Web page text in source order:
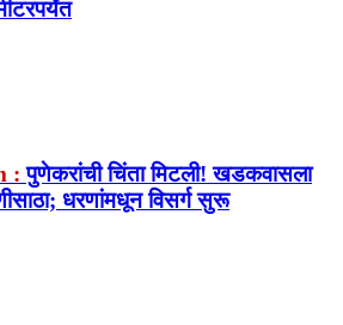
: पुणेकरांची चिंता मिटली! खडकवासला
धरणांमधून विसर्ग सुरू